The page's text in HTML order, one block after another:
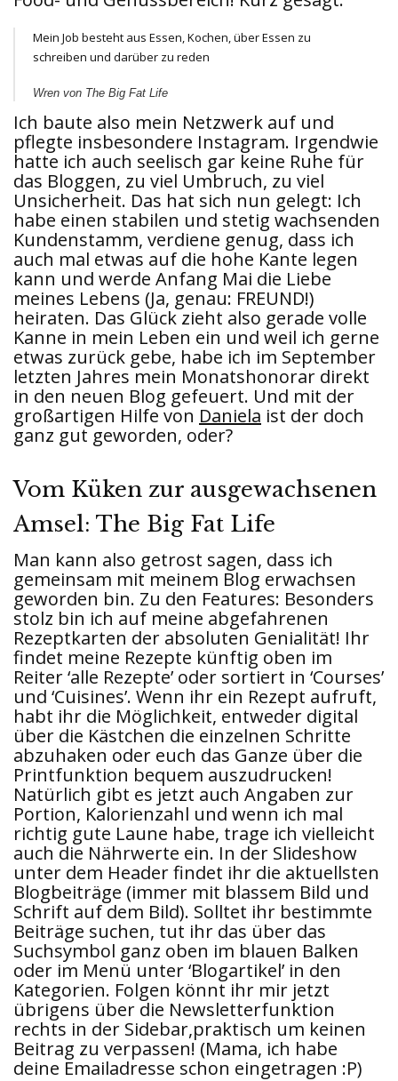
Mein Job besteht aus Essen, Kochen, über Essen zu
schreiben und darüber zu reden
Wren von The Big Fat Life
Ich baute also mein Netzwerk auf und
pflegte insbesondere Instagram. Irgendwie
hatte ich auch seelisch gar keine Ruhe für
das Bloggen, zu viel Umbruch, zu viel
Unsicherheit. Das hat sich nun gelegt: Ich
habe einen stabilen und stetig wachsenden
Kundenstamm, verdiene genug, dass ich
auch mal etwas auf die hohe Kante legen
kann und werde Anfang Mai die Liebe
meines Lebens (Ja, genau: FREUND!)
heiraten. Das Glück zieht also gerade volle
Kanne in mein Leben ein und weil ich gerne
etwas zurück gebe, habe ich im September
letzten Jahres mein Monatshonorar direkt
in den neuen Blog gefeuert. Und mit der
großartigen Hilfe von Daniela ist der doch
ganz gut geworden, oder?
Vom Küken zur ausgewachsenen
Amsel: The Big Fat Life
Man kann also getrost sagen, dass ich
gemeinsam mit meinem Blog erwachsen
geworden bin. Zu den Features: Besonders
stolz bin ich auf meine abgefahrenen
Rezeptkarten der absoluten Genialität! Ihr
findet meine Rezepte künftig oben im
Reiter ‘alle Rezepte’ oder sortiert in ‘Courses’
und ‘Cuisines’. Wenn ihr ein Rezept aufruft,
habt ihr die Möglichkeit, entweder digital
über die Kästchen die einzelnen Schritte
abzuhaken oder euch das Ganze über die
Printfunktion bequem auszudrucken!
Natürlich gibt es jetzt auch Angaben zur
Portion, Kalorienzahl und wenn ich mal
richtig gute Laune habe, trage ich vielleicht
auch die Nährwerte ein. In der Slideshow
unter dem Header findet ihr die aktuellsten
Blogbeiträge (immer mit blassem Bild und
Schrift auf dem Bild). Solltet ihr bestimmte
Beiträge suchen, tut ihr das über das
Suchsymbol ganz oben im blauen Balken
oder im Menü unter ‘Blogartikel’ in den
Kategorien. Folgen könnt ihr mir jetzt
übrigens über die Newsletterfunktion
rechts in der Sidebar,praktisch um keinen
Beitrag zu verpassen! (Mama, ich habe
deine Emailadresse schon eingetragen :P)